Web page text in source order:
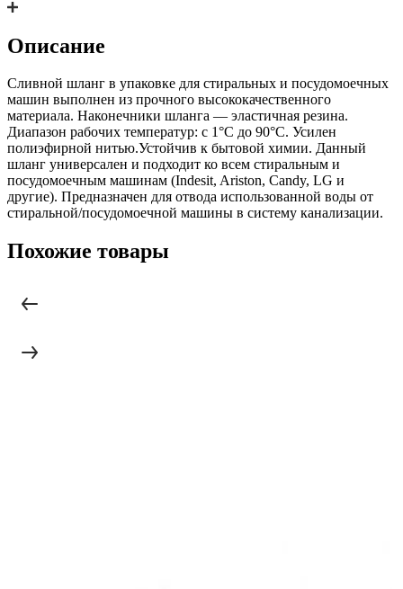
Описание
Сливной шланг в упаковке для стиральных и посудомоечных
машин выполнен из прочного высококачественного
материала. Наконечники шланга — эластичная резина.
Диапазон рабочих температур: с 1°С до 90°С. Усилен
полиэфирной нитью.Устойчив к бытовой химии. Данный
шланг универсален и подходит ко всем стиральным и
посудомоечным машинам (Indesit, Ariston, Candy, LG и
другие). Предназначен для отвода использованной воды от
стиральной/посудомоечной машины в систему канализации.
Похожие товары